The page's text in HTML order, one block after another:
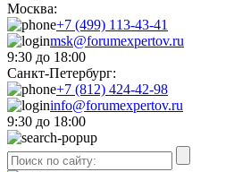
Москва:
+7 (499) 113-43-41
msk@forumexpertov.ru
9:30 до 18:00
Санкт-Петербург:
+7 (812) 424-42-98
info@forumexpertov.ru
9:30 до 18:00